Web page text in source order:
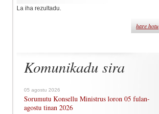
La iha rezultadu.
hare hotu
Komunikadu sira
05 agostu 2026
Sorumutu Konsellu Ministrus loron 05 fulan-
agostu tinan 2026